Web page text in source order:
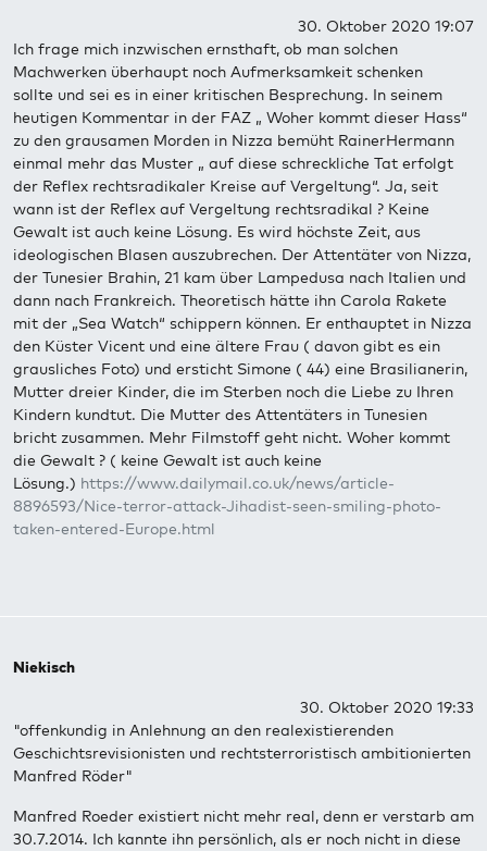
30. Oktober 2020 19:07
Ich frage mich inzwischen ernsthaft, ob man solchen
Machwerken überhaupt noch Aufmerksamkeit schenken
sollte und sei es in einer kritischen Besprechung. In seinem
heutigen Kommentar in der FAZ „ Woher kommt dieser Hass“
zu den grausamen Morden in Nizza bemüht RainerHermann
einmal mehr das Muster „ auf diese schreckliche Tat erfolgt
der Reflex rechtsradikaler Kreise auf Vergeltung“. Ja, seit
wann ist der Reflex auf Vergeltung rechtsradikal ? Keine
Gewalt ist auch keine Lösung. Es wird höchste Zeit, aus
ideologischen Blasen auszubrechen. Der Attentäter von Nizza,
der Tunesier Brahin, 21 kam über Lampedusa nach Italien und
dann nach Frankreich. Theoretisch hätte ihn Carola Rakete
mit der „Sea Watch“ schippern können. Er enthauptet in Nizza
den Küster Vicent und eine ältere Frau ( davon gibt es ein
grausliches Foto) und ersticht Simone ( 44) eine Brasilianerin,
Mutter dreier Kinder, die im Sterben noch die Liebe zu Ihren
Kindern kundtut. Die Mutter des Attentäters in Tunesien
bricht zusammen. Mehr Filmstoff geht nicht. Woher kommt
die Gewalt ? ( keine Gewalt ist auch keine
Lösung.) https://www.dailymail.co.uk/news/article-
8896593/Nice-terror-attack-Jihadist-seen-smiling-photo-
taken-entered-Europe.html
Niekisch
30. Oktober 2020 19:33
"offenkundig in Anlehnung an den realexistierenden
Geschichtsrevisionisten und rechtsterroristisch ambitionierten
Manfred Röder"
Manfred Roeder existiert nicht mehr real, denn er verstarb am
30.7.2014. Ich kannte ihn persönlich, als er noch nicht in diese